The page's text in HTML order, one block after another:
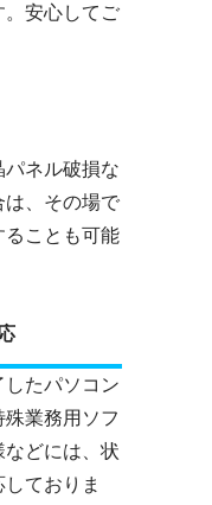
。安心してご
パネル破損な
は、その場で
ことも可能
したパソコン
業務用ソフ
などには、状
ておりま